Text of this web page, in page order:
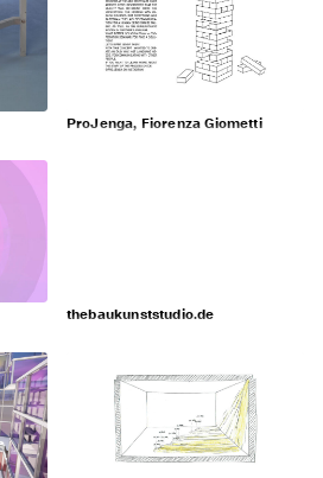
ProJenga, Fiorenza Giometti
thebaukunststudio.de